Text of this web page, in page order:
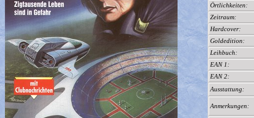
Örtlichkeiten:
Zeitraum:
Hardcover:
Goldedition:
Leihbuch:
EAN 1:
EAN 2:
Ausstattung:
Anmerkungen: